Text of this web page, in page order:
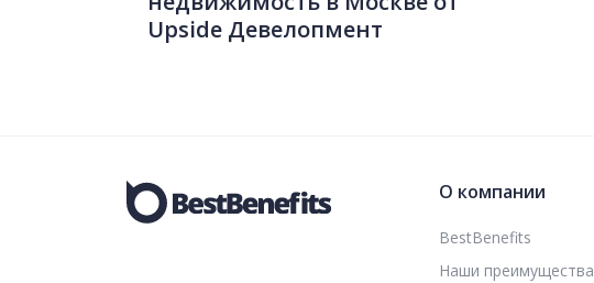
Upside Девелопмент
О компании
BestBenefits
Наши преимущества